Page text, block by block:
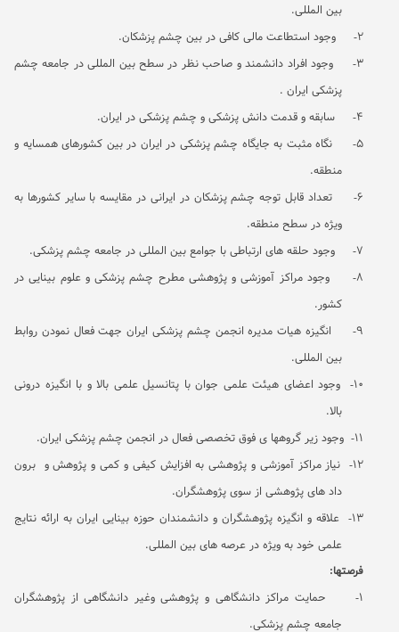
بین المللی.
2-
وجود استطاعت مالی کافی در بین چشم پزشکان.
3-
وجود افراد دانشمند و صاحب نظر در سطح بین المللی در جامعه چشم
پزشکی ایران .
4-
سابقه و قدمت دانش پزشکی و چشم پزشکی در ایران.
5-
نگاه مثبت به جایگاه چشم پزشکی در ایران در بین کشورهای همسایه و
منطقه.
6-
تعداد قابل توجه چشم پزشکان در ایرانی در مقایسه با سایر کشورها به
ویژه در سطح منطقه.
7-
وجود حلقه های ارتباطی با جوامع بین المللی در جامعه چشم پزشکی.
8-
وجود مراکز آموزشی و پژوهشی مطرح چشم پزشکی و علوم بینایی در
کشور.
9-
انگیزه هیات مدیره انجمن چشم پزشکی ایران جهت فعال نمودن روابط
بین المللی.
10-
وجود اعضای هیئت علمی جوان با پتانسیل علمی بالا و با انگیزه درونی
بالا.
11-
وجود زیر گروهها ی فوق تخصصی فعال در انجمن چشم پزشکی ایران.
12-
نیاز مراکز آموزشی و پژوهشی به افزایش کیفی و کمی و پژوهش و برون
داد های پژوهشی از سوی پژوهشگران.
13-
علاقه و انگیزه پژوهشگران و دانشمندان حوزه بینایی ایران به ارائه نتایج
علمی خود به ویژه در عرصه های بین المللی.
فرصتها:
1-
حمایت مراکز دانشگاهی و پژوهشی وغیر دانشگاهی از پژوهشگران
جامعه چشم پزشکی.